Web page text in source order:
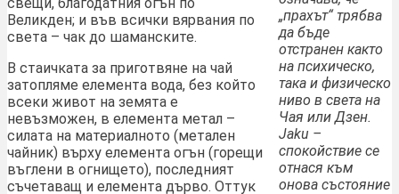
„прахът“ трябва
да бъде
отстранен както
на психическо,
така и физическо
ниво в света на
Чая или Дзен.
Jaku –
спокойствие се
отнася към
онова състояние
Великден; и във всички вярвания по
света – чак до шаманските.
В стаичката за приготвяне на чай
затопляме елемента вода, без който
всеки живот на земята е
невъзможен, в елемента метал –
силата на материалното (метален
чайник) върху елемента огън (горещи
въглени в огнището), последният
съчетаващ и елемента дърво. Оттук